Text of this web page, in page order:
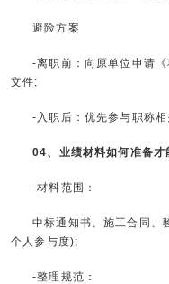
避险方案
-离职前：向原单位申请
文件;
-入职后：优先参与职称
04、业绩材料如何准备才
-材料范围：
中标通知书、施工合同、
个人参与度);
-整理规范：